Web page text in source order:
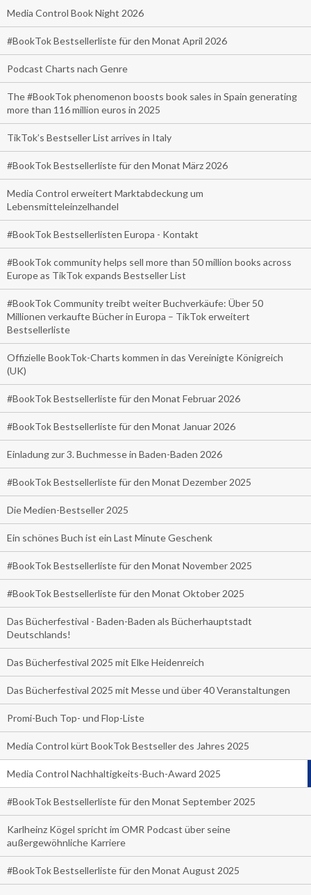
Media Control Book Night 2026
#BookTok Bestsellerliste für den Monat April 2026
Podcast Charts nach Genre
The #BookTok phenomenon boosts book sales in Spain generating
more than 116 million euros in 2025
TikTok’s Bestseller List arrives in Italy
#BookTok Bestsellerliste für den Monat März 2026
Media Control erweitert Marktabdeckung um
Lebensmitteleinzelhandel
#BookTok Bestsellerlisten Europa - Kontakt
#BookTok community helps sell more than 50 million books across
Europe as TikTok expands Bestseller List
#BookTok Community treibt weiter Buchverkäufe: Über 50
Millionen verkaufte Bücher in Europa – TikTok erweitert
Bestsellerliste
Offizielle BookTok-Charts kommen in das Vereinigte Königreich
(UK)
#BookTok Bestsellerliste für den Monat Februar 2026
#BookTok Bestsellerliste für den Monat Januar 2026
Einladung zur 3. Buchmesse in Baden-Baden 2026
#BookTok Bestsellerliste für den Monat Dezember 2025
Die Medien-Bestseller 2025
Ein schönes Buch ist ein Last Minute Geschenk
#BookTok Bestsellerliste für den Monat November 2025
#BookTok Bestsellerliste für den Monat Oktober 2025
Das Bücherfestival - Baden-Baden als Bücherhauptstadt
Deutschlands!
Das Bücherfestival 2025 mit Elke Heidenreich
Das Bücherfestival 2025 mit Messe und über 40 Veranstaltungen
Promi-Buch Top- und Flop-Liste
Media Control kürt BookTok Bestseller des Jahres 2025
Media Control Nachhaltigkeits-Buch-Award 2025
#BookTok Bestsellerliste für den Monat September 2025
Karlheinz Kögel spricht im OMR Podcast über seine
außergewöhnliche Karriere
#BookTok Bestsellerliste für den Monat August 2025